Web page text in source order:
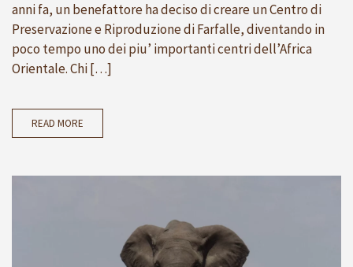
anni fa, un benefattore ha deciso di creare un Centro di
Preservazione e Riproduzione di Farfalle, diventando in
poco tempo uno dei piu’ importanti centri dell’Africa
Orientale. Chi […]
READ MORE